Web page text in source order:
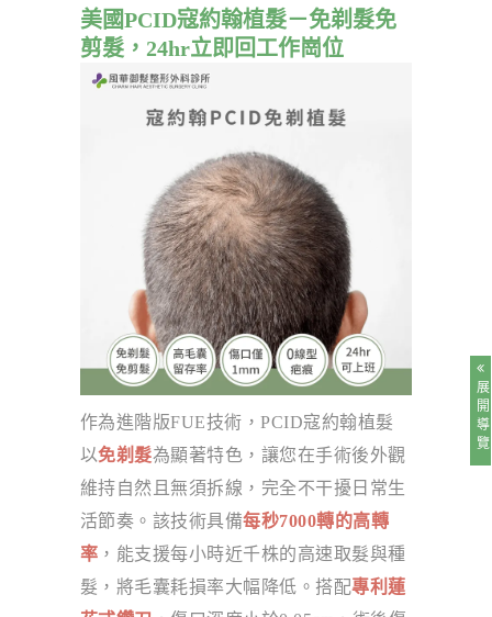
美國PCID寇約翰植髮－免剃髮免
剪髮，24hr立即回工作崗位
作為進階版FUE技術，PCID寇約翰植髮
以免剃髮為顯著特色，讓您在手術後外觀
維持自然且無須拆線，完全不干擾日常生
活節奏。該技術具備每秒7000轉的高轉
率 ，能支援每小時近千株的高速取髮與種
髮，將毛囊耗損率大幅降低。搭配專利蓮
展開導覽